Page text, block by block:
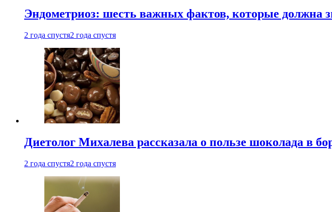
Эндометриоз: шесть важных фактов, которые должна
2 года спустя2 года спустя
Диетолог Михалева рассказала о пользе шоколада в
2 года спустя2 года спустя